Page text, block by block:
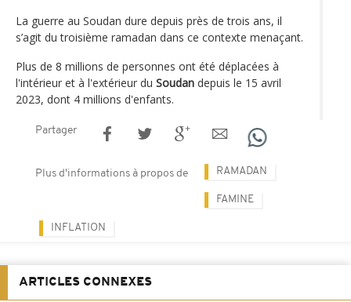
La guerre au Soudan dure depuis près de trois ans, il
s’agit du troisième ramadan dans ce contexte menaçant.
Plus de 8 millions de personnes ont été déplacées à
l'intérieur et à l'extérieur du Soudan depuis le 15 avril
2023, dont 4 millions d'enfants.
Partager
Plus d'informations à propos de RAMADAN
FAMINE
INFLATION
ARTICLES CONNEXES